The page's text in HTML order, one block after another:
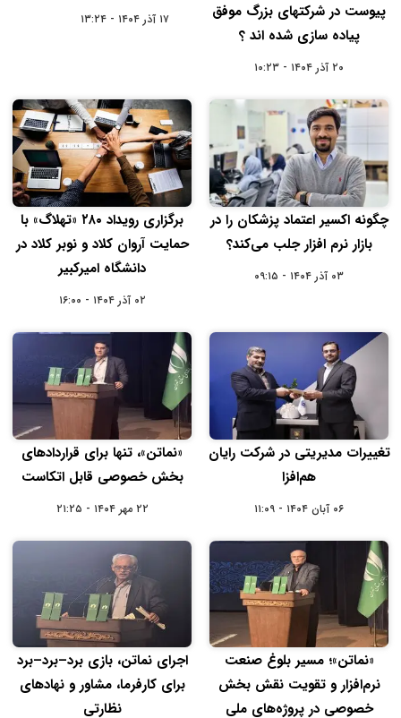
پیوست در شرکتهای بزرگ موفق
پیاده سازی شده اند ؟
۲۰ آذر ۱۴۰۴ - ۱۰:۲۳
۱۷ آذر ۱۴۰۴ - ۱۳:۲۴
چگونه اکسیر اعتماد پزشکان را در
بازار نرم افزار جلب می‌کند؟
۰۳ آذر ۱۴۰۴ - ۰۹:۱۵
برگزاری رویداد ۲۸۰ «تهلاگ» با
حمایت آروان‌ کلاد و نوبر کلاد در
دانشگاه امیرکبیر
۰۲ آذر ۱۴۰۴ - ۱۶:۰۰
تغییرات مدیریتی در شرکت رایان
هم‌افزا
۰۶ آبان ۱۴۰۴ - ۱۱:۰۹
«نماتن»، تنها برای قراردادهای
بخش خصوصی قابل اتکاست
۲۲ مهر ۱۴۰۴ - ۲۱:۲۵
«نماتن»؛ مسیر بلوغ صنعت
نرم‌افزار و تقویت نقش بخش
خصوصی در پروژه‌های ملی
اجرای نماتن، بازی برد–برد–برد
برای کارفرما، مشاور و نهادهای
نظارتی